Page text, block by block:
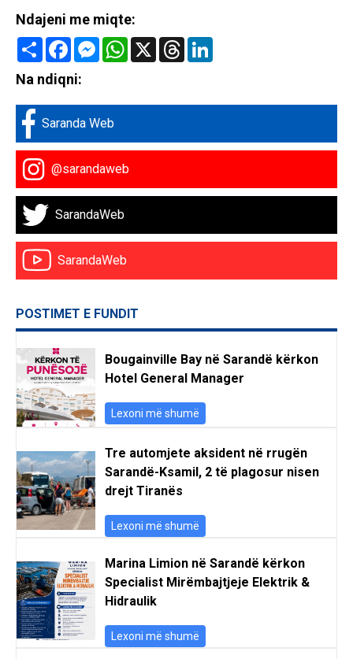
Ndajeni me miqte:
Share FacebookMessenger
WhatsApp
X Threads
Na ndiqni:
Saranda Web
@sarandaweb
SarandaWeb
SarandaWeb
POSTIMET E FUNDIT
Bougainville Bay në Sarandë kërkon
Hotel General Manager
Lexoni më shumë
Tre automjete aksident në rrugën
Sarandë-Ksamil, 2 të plagosur nisen
drejt Tiranës
Lexoni më shumë
Marina Limion në Sarandë kërkon
Specialist Mirëmbajtjeje Elektrik &
Hidraulik
Lexoni më shumë